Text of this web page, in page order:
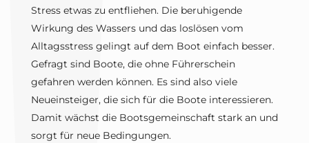
Stress etwas zu entfliehen. Die beruhigende
Wirkung des Wassers und das loslösen vom
Alltagsstress gelingt auf dem Boot einfach besser.
Gefragt sind Boote, die ohne Führerschein
gefahren werden können. Es sind also viele
Neueinsteiger, die sich für die Boote interessieren.
Damit wächst die Bootsgemeinschaft stark an und
sorgt für neue Bedingungen.